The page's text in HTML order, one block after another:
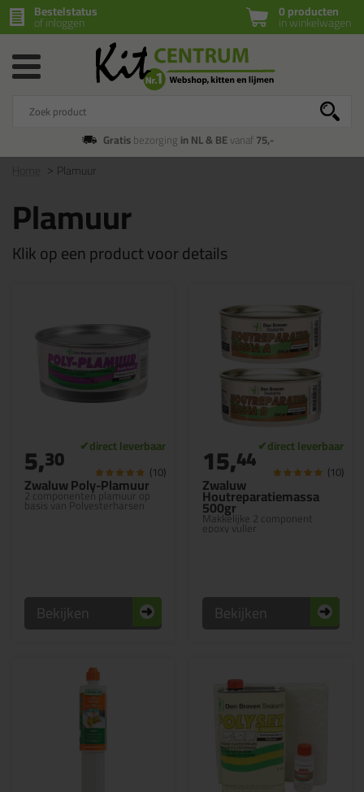
0 producten
in winkelwagen
Bestelstatus
of inloggen
Gratisbezorging in NL & BEvanaf75,-
Plamuur
Plamuur
Klik op een product voor details
Zwaluw Poly-Plamuur
2 componenten plamuur op
basis van Polyesterharsen
5,30 (10)
Bekijken
Zwaluw
Houtreparatiemassa
500gr
Makkelijke 2 component
epoxy vuller
15,44 (10)
Bekijken